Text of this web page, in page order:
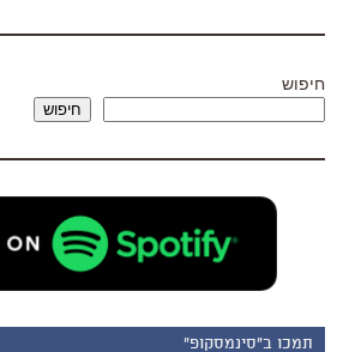
חיפוש
חיפוש
תמכו ב"סינמסקופ"